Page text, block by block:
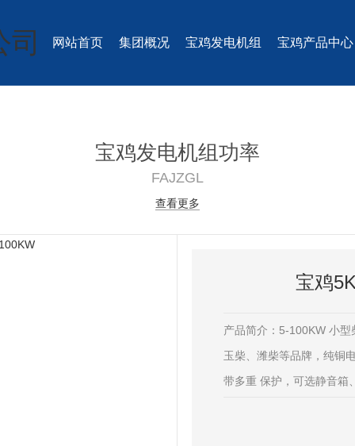
网站首页 集团概况 宝鸡发电机组 宝鸡产品中心
宝鸡发电机组功率
FAJZGL
查看更多
宝鸡
产品简介：5-100KW 小
玉柴、潍柴等品牌，纯铜
带多重 保护，可选静音箱